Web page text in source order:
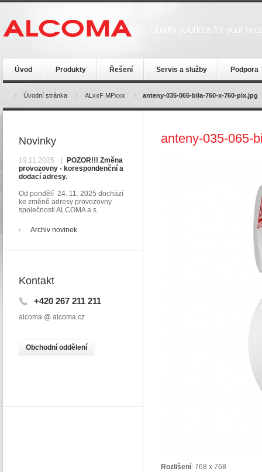
Úvod Produkty Řešení Servis a služby Podpora
Úvodní stránka ALxxF MPxxx anteny-035-065-bila-760-x-760-pix.jpg
anteny-035-065-
Rozlišení: 768 x 768
Novinky
19.11.2025
POZOR!!! Změna
provozovny - korespondenční a
dodací adresy.
Od pondělí 24. 11. 2025 dochází
ke změně adresy provozovny
společnosti ALCOMA a.s.
Archiv novinek
Kontakt
+420 267 211 211
alcoma @ alcoma.cz
Obchodní oddělení